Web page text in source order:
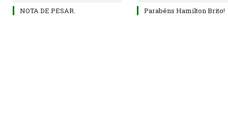
NOTA DE PESAR. Parabéns Hamilton Brito!